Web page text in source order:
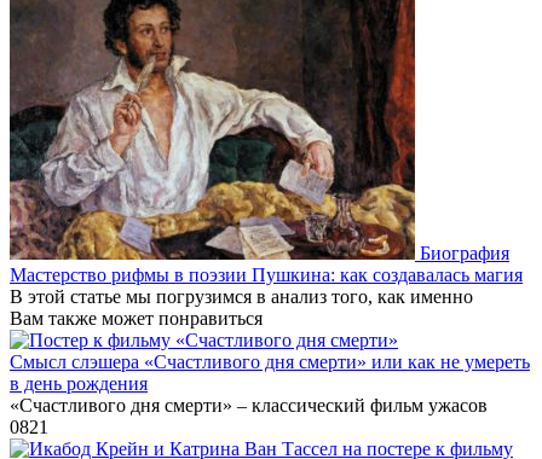
Биография
Мастерство рифмы в поэзии Пушкина: как создавалась магия
В этой статье мы погрузимся в анализ того, как именно
Вам также может понравиться
Смысл слэшера «Счастливого дня смерти» или как не умереть
в день рождения
«Счастливого дня смерти» – классический фильм ужасов
0821